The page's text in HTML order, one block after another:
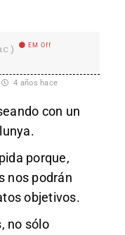
EM Off
4 años hace
con un
porque,
nos podrán
objetivos.
no sólo